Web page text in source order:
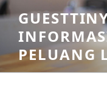
Skip
to
content
PELUANG